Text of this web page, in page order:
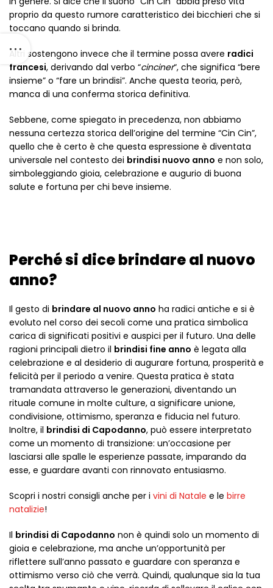
proprio da questo rumore caratteristico dei bicchieri che si
toccano quando si brinda.
Altri sostengono invece che il termine possa avere radici
francesi, derivando dal verbo “cinciner“, che significa “bere
insieme” o “fare un brindisi”. Anche questa teoria, però,
manca di una conferma storica definitiva.
Sebbene, come spiegato in precedenza, non abbiamo
nessuna certezza storica dell’origine del termine “Cin Cin”,
quello che è certo è che questa espressione è diventata
universale nel contesto dei brindisi nuovo anno e non solo,
simboleggiando gioia, celebrazione e augurio di buona
salute e fortuna per chi beve insieme.
Perché si dice brindare al nuovo
anno?
Il gesto di brindare al nuovo anno ha radici antiche e si è
evoluto nel corso dei secoli come una pratica simbolica
carica di significati positivi e auspici per il futuro. Una delle
ragioni principali dietro il brindisi fine anno è legata alla
celebrazione e al desiderio di augurare fortuna, prosperità e
felicità per il periodo a venire. Questa pratica è stata
tramandata attraverso le generazioni, diventando un
rituale comune in molte culture, a significare unione,
condivisione, ottimismo, speranza e fiducia nel futuro.
Inoltre, il brindisi di Capodanno, può essere interpretato
come un momento di transizione: un’occasione per
lasciarsi alle spalle le esperienze passate, imparando da
esse, e guardare avanti con rinnovato entusiasmo.
Scopri i nostri consigli anche per i vini di Natale e le birre
natalizie!
Il brindisi di Capodanno non è quindi solo un momento di
gioia e celebrazione, ma anche un’opportunità per
riflettere sull’anno passato e guardare con speranza e
ottimismo verso ciò che verrà. Quindi, qualunque sia la tua